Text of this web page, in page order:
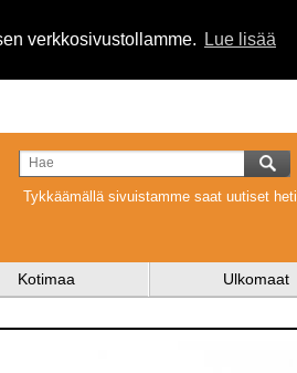
verkkosivustollamme. Lue lisää
Tykkäämällä sivuistamme saat uutiset heti
Kotimaa Ulkomaat